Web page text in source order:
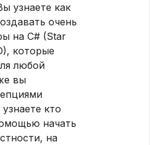
узнаете как
очень
на C# (Star
которые
любой
вы
кто
начать
на